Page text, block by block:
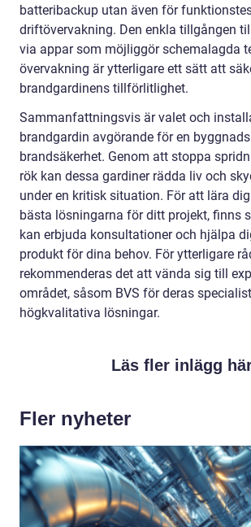
batteribackup utan även för
driftövervakning. Den enkla tillgången
via appar som möjliggör schemalagda
övervakning är ytterligare ett sätt att
brandgardinens tillförlitlighet.
Sammanfattningsvis är valet och
brandgardin avgörande för en
brandsäkerhet. Genom att stoppa
rök kan dessa gardiner rädda liv och
under en kritisk situation. För att lära
bästa lösningarna för ditt projekt, finns
kan erbjuda konsultationer och hjälpa
produkt för dina behov. För ytterligare
rekommenderas det att vända sig till
området, såsom BVS för deras
högkvalitativa lösningar.
Läs fler inlägg
Fler nyheter